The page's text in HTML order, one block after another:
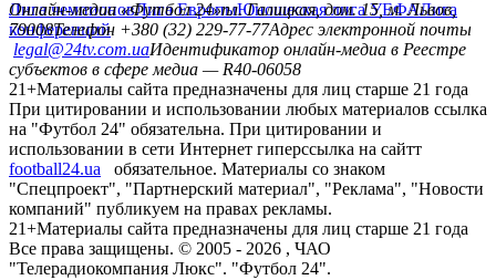
Лига чемпионовЛига ЕвропыЮношеская лига УЕФАЛига
конференций
Онлайн-медиа «Футбол 24»пл. Галицкая, дом. 15, м. Львов,
79008Телефон +380 (32) 229-77-77Адрес электронной почты
legal@24tv.com.uaИдентификатор онлайн-медиа в Реестре
субъектов в сфере медиа — R40-06058
21+Материалы сайта предназначены для лиц старше 21 года
При цитировании и использовании любых материалов ссылка
на "Футбол 24" обязательна. При цитировании и
использовании в сети Интернет гиперссылка на сайтт
football24.ua
обязательное. Материалы со знаком
"Спецпроект", "Партнерский материал", "Реклама", "Новости
компаний" публикуем на правах рекламы.
21+Материалы сайта предназначены для лиц старше 21 года
Все права защищены. © 2005 - 2026 , ЧАО
"Телерадиокомпания Люкс". "Футбол 24".